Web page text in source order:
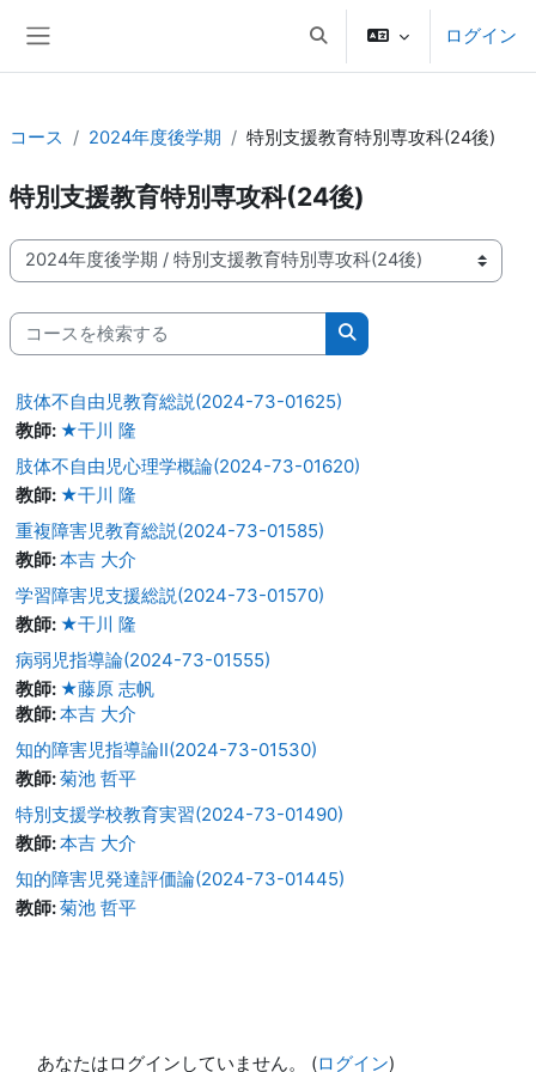
検索入力に切り替えるログイン
コース 2024年度後学期 特別支援教育特別専攻科(24後)
特別支援教育特別専攻科(24後)
コースカテゴリ
コースを検索する
コースを検索する
肢体不自由児教育総説(2024-73-01625)
教師: ★干川 隆
肢体不自由児心理学概論(2024-73-01620)
教師: ★干川 隆
重複障害児教育総説(2024-73-01585)
教師:本吉 大介
学習障害児支援総説(2024-73-01570)
教師: ★干川 隆
病弱児指導論(2024-73-01555)
教師: ★藤原 志帆
教師:本吉 大介
知的障害児指導論II(2024-73-01530)
教師:菊池 哲平
特別支援学校教育実習(2024-73-01490)
教師:本吉 大介
知的障害児発達評価論(2024-73-01445)
教師:菊池 哲平
あなたはログインしていません。 (ログイン)